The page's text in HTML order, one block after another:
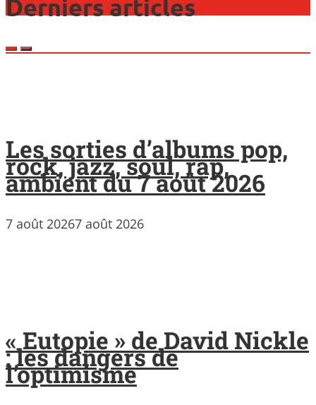
Derniers articles
Les sorties d’albums pop,
rock, jazz, soul, rap,
ambient du 7 août 2026
7 août 20267 août 2026
« Eutopie » de David Nickle
: les dangers de
l’optimisme